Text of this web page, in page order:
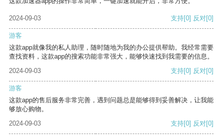
2024-09-03 支持[0] 反对[0]
游客
这款app就像我的私人助理，随时随地为我的办公提供帮助。我经常需要
查找资料，这款app的搜索功能非常强大，能够快速找到我需要的信息。
2024-09-03
支持[0] 反对[0]
游客
这款app的售后服务非常完善，遇到问题总是能够得到妥善解决，让我能
够放心购物。
2024-09-03
支持[0] 反对[0]